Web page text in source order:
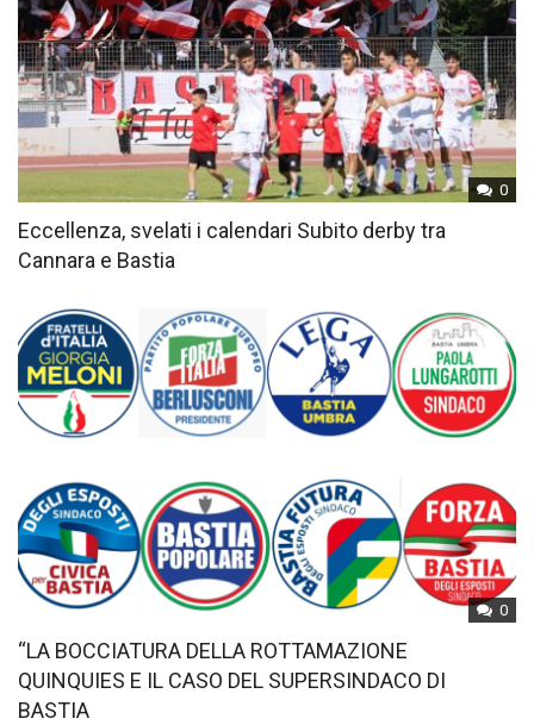
0
Eccellenza, svelati i calendari Subito derby tra
Cannara e Bastia
0
“LA BOCCIATURA DELLA ROTTAMAZIONE
QUINQUIES E IL CASO DEL SUPERSINDACO DI
BASTIA